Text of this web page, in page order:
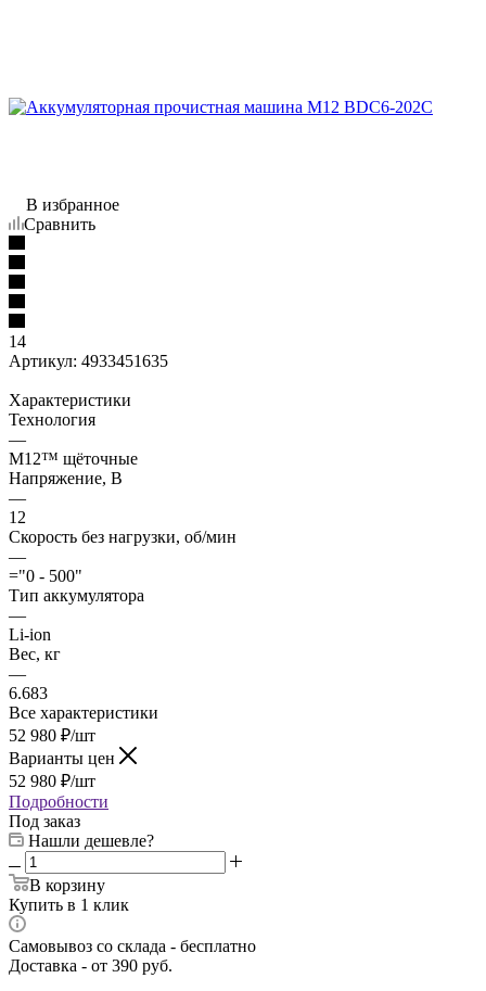
В избранное
Сравнить
14
Артикул: 4933451635
Характеристики
Технология
—
M12™ щёточные
Напряжение, В
—
12
Скорость без нагрузки, об/мин
—
="0 - 500"
Тип аккумулятора
—
Li-ion
Вес, кг
—
6.683
Все характеристики
52 980 ₽/шт
Варианты цен
52 980 ₽/шт
Подробности
Под заказ
Нашли дешевле?
В корзину
Купить в 1 клик
Самовывоз со склада - бесплатно
Доставка - от 390 руб.